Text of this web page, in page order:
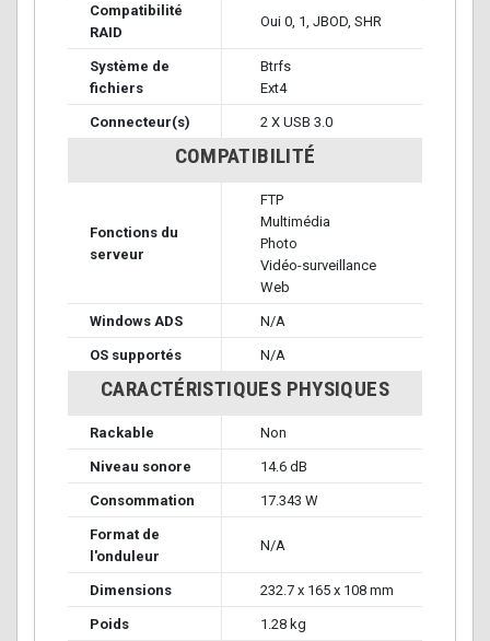
Compatibilité
RAID
Oui 0, 1, JBOD, SHR
Système de
fichiers
Btrfs
Ext4
Connecteur(s) 2 X USB 3.0
COMPATIBILITÉ
Fonctions du
serveur
FTP
Multimédia
Photo
Vidéo-surveillance
Web
Windows ADS N/A
OS supportés N/A
CARACTÉRISTIQUES PHYSIQUES
Rackable Non
Niveau sonore 14.6 dB
Consommation 17.343 W
Format de
l'onduleur
N/A
Dimensions 232.7 x 165 x 108 mm
Poids 1.28 kg